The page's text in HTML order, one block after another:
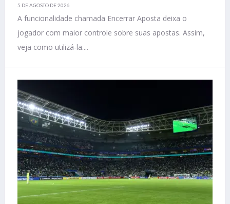
5 DE AGOSTO DE 2026
A funcionalidade chamada Encerrar Aposta deixa o
jogador com maior controle sobre suas apostas. Assim,
veja como utilizá-la....